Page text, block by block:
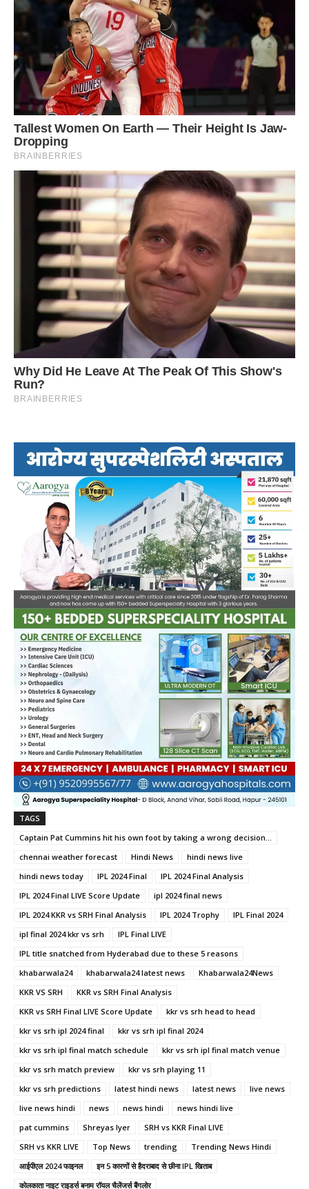
TAGS
Captain Pat Cummins hit his own foot by taking a wrong decision...
chennai weather forecast
Hindi News
hindi news live
hindi news today
IPL 2024 Final
IPL 2024 Final Analysis
IPL 2024 Final LIVE Score Update
ipl 2024 final news
IPL 2024 KKR vs SRH Final Analysis
IPL 2024 Trophy
IPL Final 2024
ipl final 2024 kkr vs srh
IPL Final LIVE
IPL title snatched from Hyderabad due to these 5 reasons
khabarwala24
khabarwala24 latest news
Khabarwala24News
KKR VS SRH
KKR vs SRH Final Analysis
KKR vs SRH Final LIVE Score Update
kkr vs srh head to head
kkr vs srh ipl 2024 final
kkr vs srh ipl final 2024
kkr vs srh ipl final match schedule
kkr vs srh ipl final match venue
kkr vs srh match preview
kkr vs srh playing 11
kkr vs srh predictions
latest hindi news latest news
live news
live news hindi
news news hindi
news hindi live
pat cummins
Shreyas Iyer
SRH vs KKR Final LIVE
SRH vs KKR LIVE
Top News trending
Trending News Hindi
आईपीएल 2024 फाइनल
इन 5 कारणों से हैदराबाद से छीना IPL खिताब
कोलकाता नाइट राइडर्स बनाम रॉयल चैलेंजर्स बैंगलोर